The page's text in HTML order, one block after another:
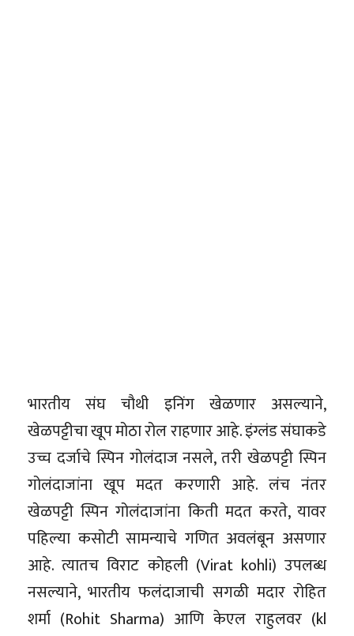
भारतीय संघ चौथी इनिंग खेळणार असल्याने,
खेळपट्टीचा खूप मोठा रोल राहणार आहे. इंग्लंड संघाकडे
उच्च दर्जाचे स्पिन गोलंदाज नसले, तरी खेळपट्टी स्पिन
गोलंदाजांना खूप मदत करणारी आहे. लंच नंतर
खेळपट्टी स्पिन गोलंदाजांना किती मदत करते, यावर
पहिल्या कसोटी सामन्याचे गणित अवलंबून असणार
आहे. त्यातच विराट कोहली (Virat kohli) उपलब्ध
नसल्याने, भारतीय फलंदाजाची सगळी मदार रोहित
शर्मा (Rohit Sharma) आणि केएल राहुलवर (kl